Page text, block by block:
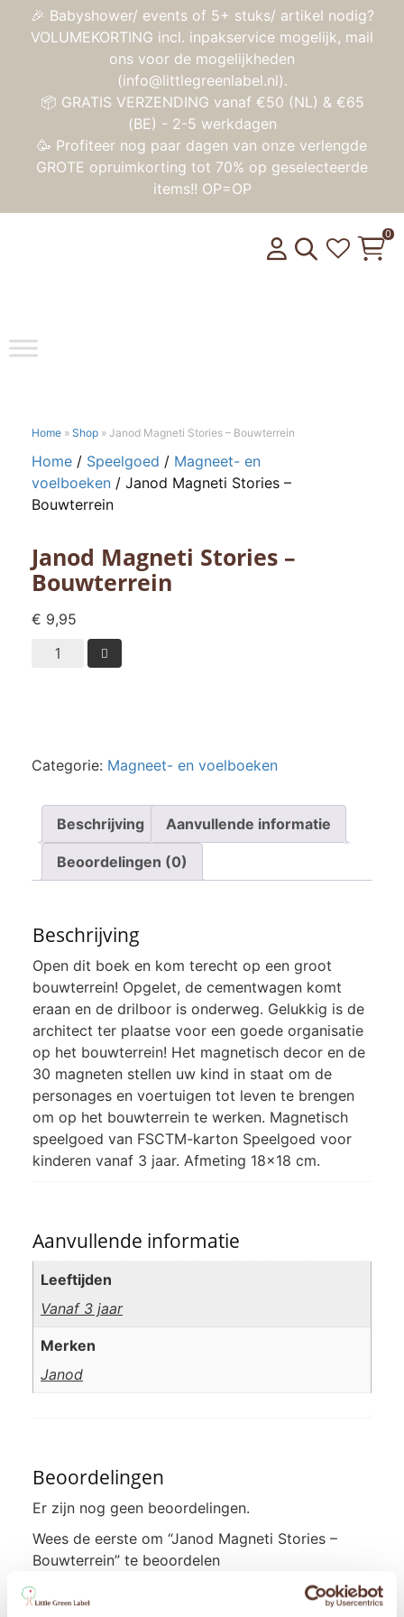
🎉 Babyshower/ events of 5+ stuks/ artikel nodig?
VOLUMEKORTING incl. inpakservice mogelijk, mail
ons voor de mogelijkheden
(info@littlegreenlabel.nl).
📦 GRATIS VERZENDING vanaf €50 (NL) & €65
(BE) - 2-5 werkdagen
🥳 Profiteer nog paar dagen van onze verlengde
GROTE opruimkorting tot 70% op geselecteerde
items!! OP=OP
Toggle
0
Home » Shop » Janod Magneti Stories – Bouwterrein
Home / Speelgoed / Magneet- en
voelboeken / Janod Magneti Stories –
Bouwterrein
Janod Magneti Stories –
Bouwterrein
€ 9,95
Janod
Magneti
aantal

Categorie: Magneet- en voelboeken
Beschrijving Aanvullende informatie
Beoordelingen (0)
Beschrijving
Open dit boek en kom terecht op een groot
bouwterrein! Opgelet, de cementwagen komt
eraan en de drilboor is onderweg. Gelukkig is de
architect ter plaatse voor een goede organisatie
op het bouwterrein! Het magnetisch decor en de
30 magneten stellen uw kind in staat om de
personages en voertuigen tot leven te brengen
om op het bouwterrein te werken. Magnetisch
speelgoed van FSCTM-karton Speelgoed voor
kinderen vanaf 3 jaar. Afmeting 18×18 cm.
Aanvullende informatie
Leeftijden
Vanaf 3 jaar
Merken
Janod
Beoordelingen
Er zijn nog geen beoordelingen.
Wees de eerste om “Janod Magneti Stories –
Bouwterrein” te beoordelen
Vereiste
velden zijn gemarkeerd met